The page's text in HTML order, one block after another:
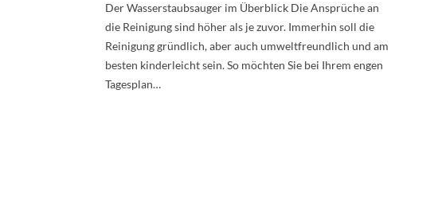
Der Wasserstaubsauger im Überblick Die Ansprüche an
die Reinigung sind höher als je zuvor. Immerhin soll die
Reinigung gründlich, aber auch umweltfreundlich und am
besten kinderleicht sein. So möchten Sie bei Ihrem engen
Tagesplan…